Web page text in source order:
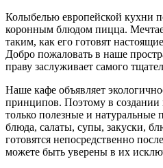
Колыбелью европейской кухни
коронным блюдом пицца.
таким, как его готовят настоящие
Добро пожаловать в наше
праву заслуживает самого
Наше кафе объявляет
принципов. Поэтому в создании
только полезные и
блюда, салаты, супы, закуски,
готовятся непосредственно
можете быть уверены в их